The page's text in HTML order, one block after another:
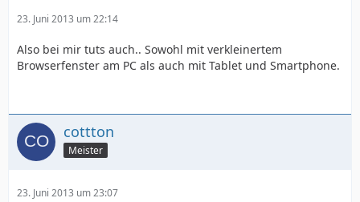
23. Juni 2013 um 22:14
Also bei mir tuts auch.. Sowohl mit verkleinertem
Browserfenster am PC als auch mit Tablet und Smartphone.
cottton
Meister
23. Juni 2013 um 23:07